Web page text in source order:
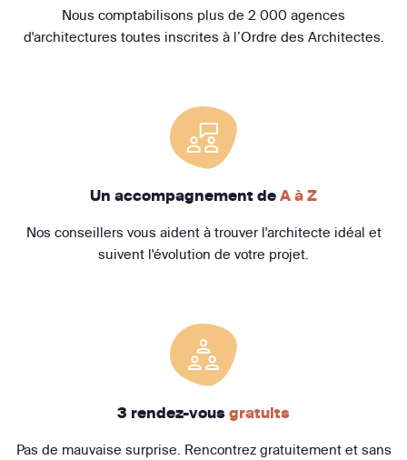
Nous comptabilisons plus de 2 000 agences
d'architectures toutes inscrites à l’Ordre des Architectes.
Un accompagnement de A à Z
Nos conseillers vous aident à trouver l'architecte idéal et
suivent l'évolution de votre projet.
3 rendez-vous gratuits
Pas de mauvaise surprise. Rencontrez gratuitement et sans